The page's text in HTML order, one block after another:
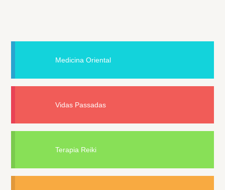
Medicina Oriental
Vidas Passadas
Terapia Reiki